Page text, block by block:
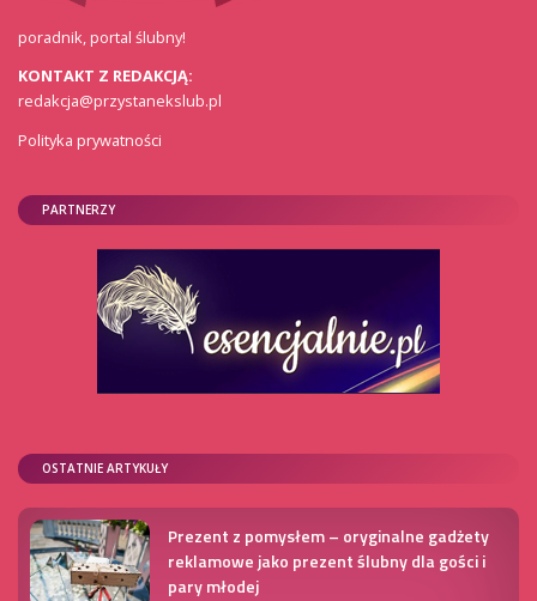
poradnik, portal ślubny!
KONTAKT Z REDAKCJĄ:
redakcja@przystanekslub.pl
Polityka prywatności
PARTNERZY
OSTATNIE ARTYKUŁY
Prezent z pomysłem – oryginalne gadżety
reklamowe jako prezent ślubny dla gości i
pary młodej